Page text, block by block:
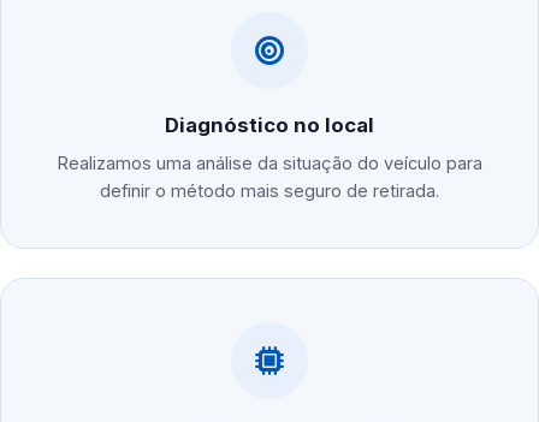
Diagnóstico no local
Realizamos uma análise da situação do veículo para
definir o método mais seguro de retirada.